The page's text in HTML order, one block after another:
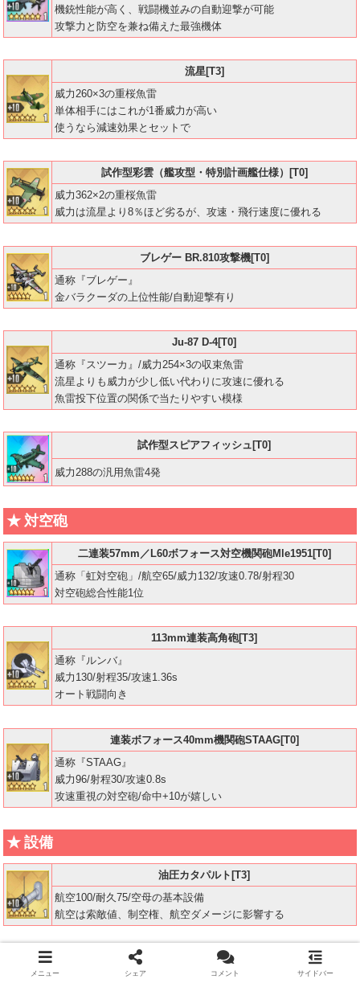
機銃性能が高く、戦闘機並みの自動迎撃が可能
攻撃力と防空を兼ね備えた最強機体
流星[T3]
威力260×3の重桜魚雷
単体相手にはこれが1番威力が高い
使うなら減速効果とセットで
試作型彩雲（艦攻型・特別計画艦仕様）[T0]
威力362×2の重桜魚雷
威力は流星より8％ほど劣るが、攻速・飛行速度に優れる
ブレゲー BR.810攻撃機[T0]
通称『ブレゲー』
金バラクーダの上位性能/自動迎撃有り
Ju-87 D-4[T0]
通称『スツーカ』/威力254×3の収束魚雷
流星よりも威力が少し低い代わりに攻速に優れる
魚雷投下位置の関係で当たりやすい模様
試作型スピアフィッシュ[T0]
威力288の汎用魚雷4発
対空砲
二連装57mm／L60ボフォース対空機関砲Mle1951[T0]
通称「虹対空砲」/航空65/威力132/攻速0.78/射程30
対空砲総合性能1位
113mm連装高角砲[T3]
通称『ルンバ』
威力130/射程35/攻速1.36s
オート戦闘向き
連装ボフォース40mm機関砲STAAG[T0]
通称『STAAG』
威力96/射程30/攻速0.8s
攻速重視の対空砲/命中+10が嬉しい
設備
油圧カタパルト[T3]
航空100/耐久75/空母の基本設備
航空は索敵値、制空権、航空ダメージに影響する
ホーミングビーコン[T0]
メニュー シェア コメント サイドバー